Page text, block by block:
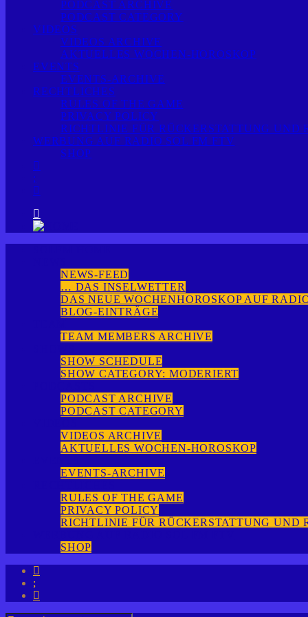
PODCAST ARCHIVE
PODCAST CATEGORY
VIDEOS
VIDEOS ARCHIVE
AKTUELLES WOCHEN-HOROSKOP
EVENTS
EVENTS-ARCHIVE
RECHTLICHES
RULES OF THE GAME
PRIVACY POLICY
RICHTLINIE FÜR RÜCKERSTATTUNG UND
WERBUNG AUF RADIO SOL FM FTV
SHOP
NEWS-FEED
… DAS INSELWETTER
DAS NEUE WOCHENHOROSKOP AUF
BLOG-EINTRÄGE
TEAM MEMBERS ARCHIVE
SHOW SCHEDULE
SHOW CATEGORY: MODERIERT
PODCAST ARCHIVE
PODCAST CATEGORY
VIDEOS ARCHIVE
AKTUELLES WOCHEN-HOROSKOP
EVENTS-ARCHIVE
RULES OF THE GAME
PRIVACY POLICY
RICHTLINIE FÜR RÜCKERSTATTUNG UND
SHOP